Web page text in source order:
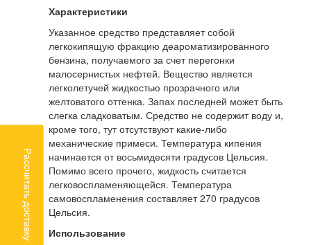
Характеристики
Указанное средство представляет собой
легкокипящую фракцию деароматизированного
бензина, получаемого за счет перегонки
малосернистых нефтей. Вещество является
легколетучей жидкостью прозрачного или
желтоватого оттенка. Запах последней может быть
слегка сладковатым. Средство не содержит воду и,
кроме того, тут отсутствуют какие-либо
механические примеси. Температура кипения
начинается от восьмидесяти градусов Цельсия.
Помимо всего прочего, жидкость считается
легковоспламеняющейся. Температура
самовоспламенения составляет 270 градусов
Цельсия.
Использование
Рассчитать доставку